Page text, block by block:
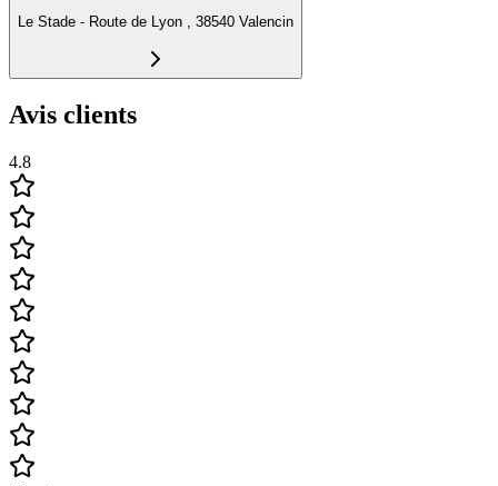
Le Stade - Route de Lyon , 38540 Valencin
Avis clients
4.8